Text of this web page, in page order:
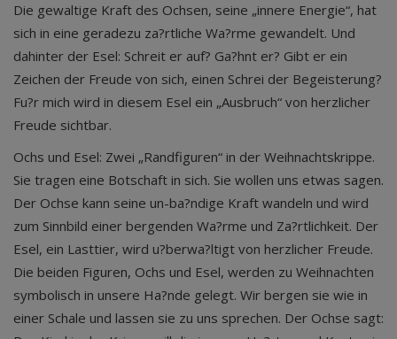
Die gewaltige Kraft des Ochsen, seine „innere Energie“, hat
sich in eine geradezu za?rtliche Wa?rme gewandelt. Und
dahinter der Esel: Schreit er auf? Ga?hnt er? Gibt er ein
Zeichen der Freude von sich, einen Schrei der Begeisterung?
Fu?r mich wird in diesem Esel ein „Ausbruch“ von herzlicher
Freude sichtbar.
Ochs und Esel: Zwei „Randfiguren“ in der Weihnachtskrippe.
Sie tragen eine Botschaft in sich. Sie wollen uns etwas sagen.
Der Ochse kann seine un-ba?ndige Kraft wandeln und wird
zum Sinnbild einer bergenden Wa?rme und Za?rtlichkeit. Der
Esel, ein Lasttier, wird u?berwa?ltigt von herzlicher Freude.
Die beiden Figuren, Ochs und Esel, werden zu Weihnachten
symbolisch in unsere Ha?nde gelegt. Wir bergen sie wie in
einer Schale und lassen sie zu uns sprechen. Der Ochse sagt: